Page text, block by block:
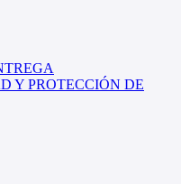
Y PROTECCIÓN DE